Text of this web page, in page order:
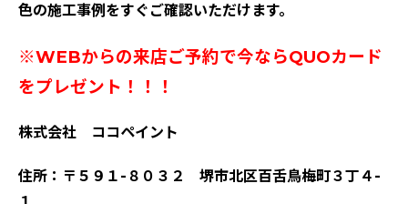
色の施工事例をすぐご確認いただけます。
※WEBからの来店ご予約で今ならQUOカード
をプレゼント！！！
株式会社 ココペイント
住所：〒５９１-８０３２ 堺市北区百舌鳥梅町３丁４-